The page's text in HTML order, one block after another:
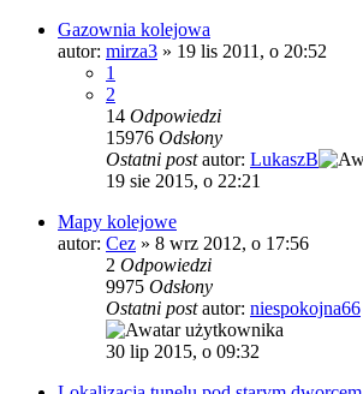
Gazownia kolejowa
autor: mirza3 » 19 lis 2011, o 20:52
1
2
14 Odpowiedzi
15976 Odsłony
Ostatni postautor: LukaszB
19 sie 2015, o 22:21
Mapy kolejowe
autor: Cez » 8 wrz 2012, o 17:56
2 Odpowiedzi
9975 Odsłony
Ostatni postautor: niespokojna66
30 lip 2015, o 09:32